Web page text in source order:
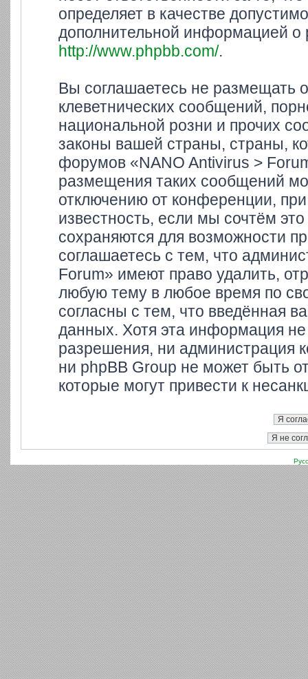
определяет в качестве
дополнительной информацией о
http://www.phpbb.com/.
Вы соглашаетесь не размещать
клеветнических сообщений,
национальной розни и прочих
законы вашей страны, страны,
форумов «NANO Antivirus >
размещения таких сообщений
отключению от конференции,
известность, если мы сочтём
сохраняются для возможности
соглашаетесь с тем, что
Forum» имеют право удалить,
любую тему в любое время по
согласны с тем, что введённая
данных. Хотя эта информация
разрешения, ни администрация
ни phpBB Group не может быть
которые могут привести к